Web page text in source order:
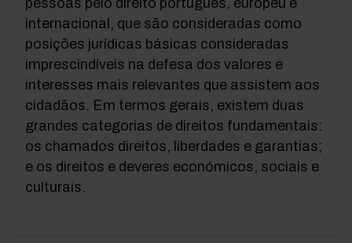
pessoas pelo direito português, europeu e
internacional, que são consideradas como
posições jurídicas básicas consideradas
imprescindíveis na defesa dos valores e
interesses mais relevantes que assistem aos
cidadãos. Em termos gerais, existem duas
grandes categorias de direitos fundamentais:
os chamados direitos, liberdades e garantias;
e os direitos e deveres económicos, sociais e
culturais.